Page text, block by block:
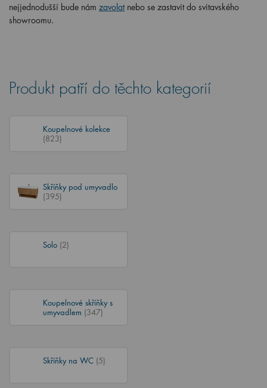
nejjednodušší bude nám zavolatnebo se zastavit do svitavského
showroomu.
Produkt patří do těchto kategorií
Koupelnové kolekce
(823)
Skříňky pod umyvadlo
(395)
Solo (2)
Koupelnové skříňky s
umyvadlem (347)
Skříňky na WC (5)